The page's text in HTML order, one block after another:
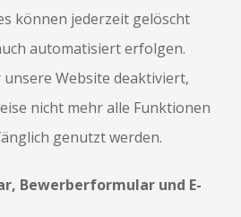
können jederzeit gelöscht
automatisiert erfolgen.
Website deaktiviert,
nicht mehr alle Funktionen
genutzt werden.
Bewerberformular und E-